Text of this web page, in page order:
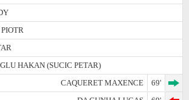
HAKAN (SUCIC PETAR)
CAQUERET MAXENCE
69'